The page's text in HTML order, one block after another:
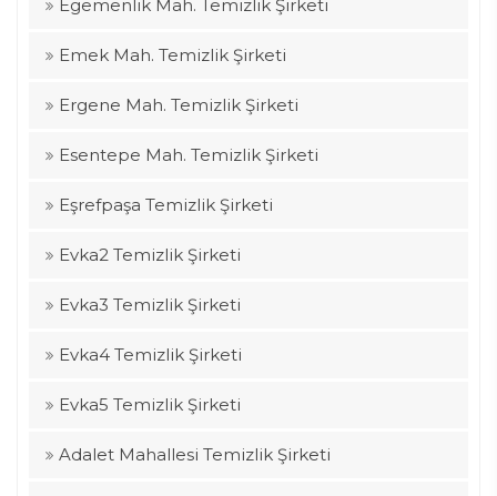
Egemenlik Mah. Temizlik Şirketi
Emek Mah. Temizlik Şirketi
Ergene Mah. Temizlik Şirketi
Esentepe Mah. Temizlik Şirketi
Eşrefpaşa Temizlik Şirketi
Evka2 Temizlik Şirketi
Evka3 Temizlik Şirketi
Evka4 Temizlik Şirketi
Evka5 Temizlik Şirketi
Adalet Mahallesi Temizlik Şirketi